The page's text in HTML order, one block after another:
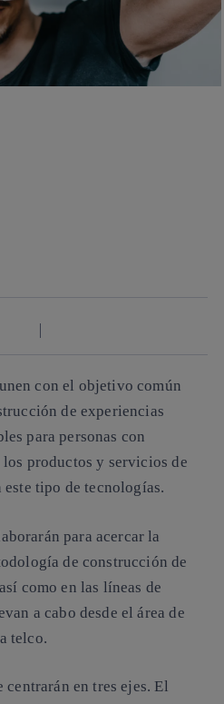
con el objetivo común
de experiencias
para personas con
productos y servicios de
tipo de tecnologías.
para acercar la
de construcción de
como en las líneas de
a cabo desde el área de
telco.
centrarán en tres ejes. El